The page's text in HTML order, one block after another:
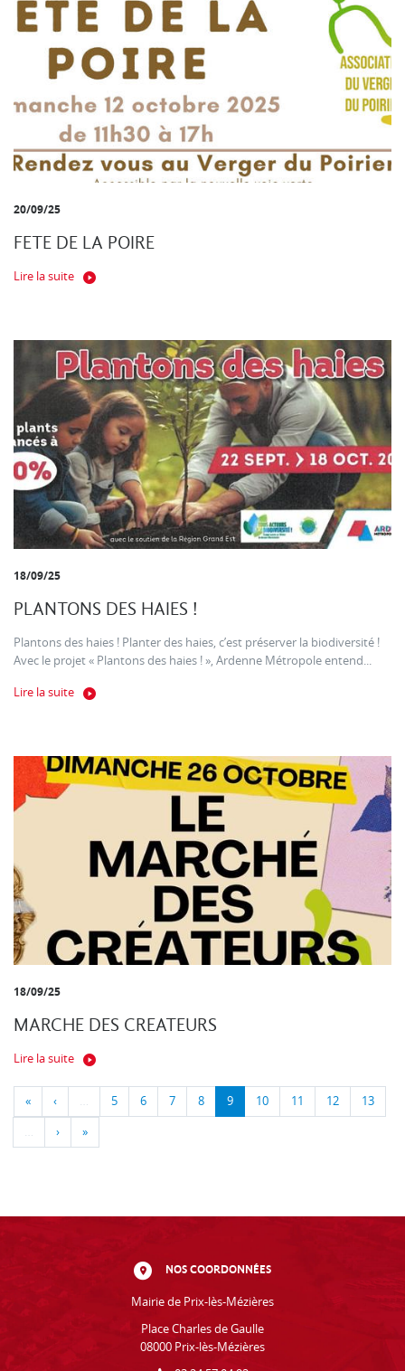
20/09/25
FETE DE LA POIRE
Lire la suite
18/09/25
PLANTONS DES HAIES !
Plantons des haies ! Planter des haies, c’est préserver la biodiversité !
Avec le projet « Plantons des haies ! », Ardenne Métropole entend...
Lire la suite
18/09/25
MARCHE DES CREATEURS
Lire la suite
« ‹ … 5 6 7 8 9 10 11 12 13
… › »
NOS COORDONNÉES
Mairie de Prix-lès-Mézières
Place Charles de Gaulle
08000 Prix-lès-Mézières